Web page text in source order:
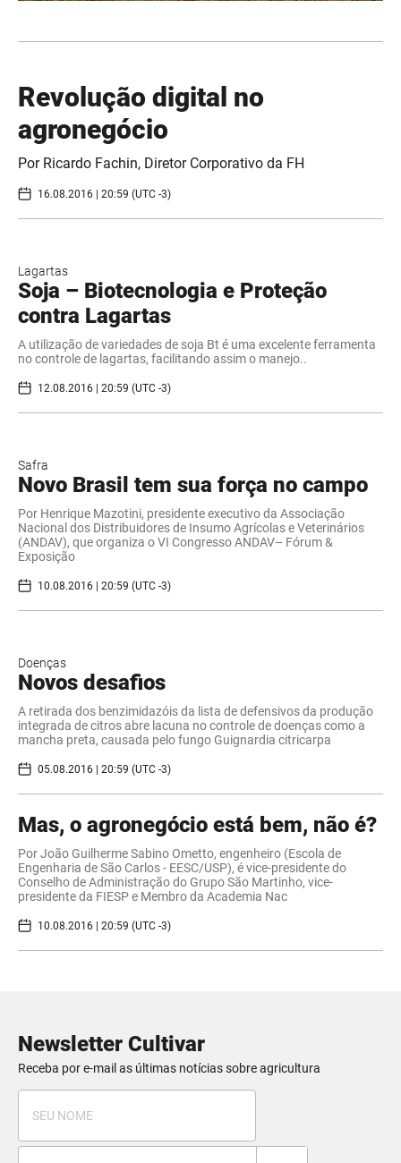
​Revolução digital no
agronegócio
Por Ricardo Fachin, Diretor Corporativo da FH
16.08.2016 | 20:59 (UTC -3)
Lagartas
Soja – Biotecnologia e Proteção
contra Lagartas
A utilização de variedades de soja Bt é uma excelente ferramenta
no controle de lagartas, facilitando assim o manejo..
12.08.2016 | 20:59 (UTC -3)
Safra
​Novo Brasil tem sua força no campo
Por Henrique Mazotini, presidente executivo da Associação
Nacional dos Distribuidores de Insumo Agrícolas e Veterinários
(ANDAV), que organiza o VI Congresso ANDAV– Fórum &
Exposição
10.08.2016 | 20:59 (UTC -3)
Doenças
​Novos desafios
A retirada dos benzimidazóis da lista de defensivos da produção
integrada de citros abre lacuna no controle de doenças como a
mancha preta, causada pelo fungo Guignardia citricarpa
05.08.2016 | 20:59 (UTC -3)
​Mas, o agronegócio está bem, não é?
Por João Guilherme Sabino Ometto, engenheiro (Escola de
Engenharia de São Carlos - EESC/USP), é vice-presidente do
Conselho de Administração do Grupo São Martinho, vice-
presidente da FIESP e Membro da Academia Nac
10.08.2016 | 20:59 (UTC -3)
Newsletter Cultivar
Receba por e-mail as últimas notícias sobre agricultura